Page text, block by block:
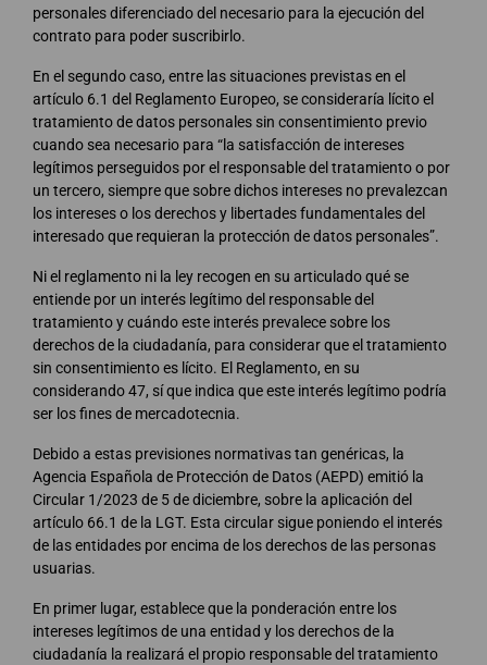
personales diferenciado del necesario para la ejecución del
contrato para poder suscribirlo.
En el segundo caso, entre las situaciones previstas en el
artículo 6.1 del Reglamento Europeo, se consideraría lícito el
tratamiento de datos personales sin consentimiento previo
cuando sea necesario para “la satisfacción de intereses
legítimos perseguidos por el responsable del tratamiento o por
un tercero, siempre que sobre dichos intereses no prevalezcan
los intereses o los derechos y libertades fundamentales del
interesado que requieran la protección de datos personales”.
Ni el reglamento ni la ley recogen en su articulado qué se
entiende por un interés legítimo del responsable del
tratamiento y cuándo este interés prevalece sobre los
derechos de la ciudadanía, para considerar que el tratamiento
sin consentimiento es lícito. El Reglamento, en su
considerando 47, sí que indica que este interés legítimo podría
ser los fines de mercadotecnia.
Debido a estas previsiones normativas tan genéricas, la
Agencia Española de Protección de Datos (AEPD) emitió la
Circular 1/2023 de 5 de diciembre, sobre la aplicación del
artículo 66.1 de la LGT. Esta circular sigue poniendo el interés
de las entidades por encima de los derechos de las personas
usuarias.
En primer lugar, establece que la ponderación entre los
intereses legítimos de una entidad y los derechos de la
ciudadanía la realizará el propio responsable del tratamiento